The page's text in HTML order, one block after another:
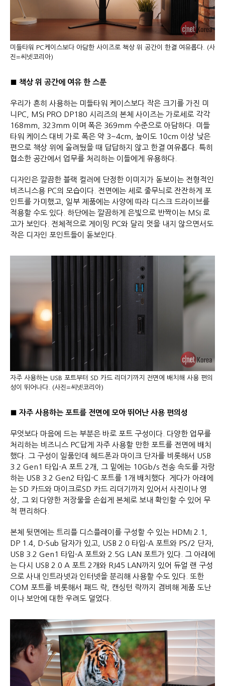
미들타워 PC케이스보다 아담한 사이즈로 책상 위 공간이 한결 여유롭다. (사
진=씨넷코리아)
■ 책상 위 공간에 여유 한 스푼
우리가 흔히 사용하는 미들타워 케이스보다 작은 크기를 가진 미
니PC, MSI PRO DP180 시리즈의 본체 사이즈는 가로세로 각각
168mm, 323mm 이며 폭은 369mm 수준으로 아담하다. 미들
타워 케이스 대비 가로 폭은 약 3~4cm, 높이도 10cm 이상 낮은
편으로 책상 위에 올려뒀을 때 답답하지 않고 한결 여유롭다. 특히
협소한 공간에서 업무를 처리하는 이들에게 유용하다.
디자인은 깔끔한 블랙 컬러에 단정한 이미지가 돋보이는 전형적인
비즈니스용 PC의 모습이다. 전면에는 세로 줄무늬로 잔잔하게 포
인트를 가미했고, 일부 제품에는 사양에 따라 디스크 드라이브를
적용할 수도 있다. 하단에는 깔끔하게 은빛으로 반짝이는 MSI 로
고가 보인다. 전체적으로 게이밍 PC와 달리 멋을 내지 않으면서도
작은 디자인 포인트들이 돋보인다.
자주 사용하는 USB 포트부터 SD 카드 리더기까지 전면에 배치해 사용 편의
성이 뛰어나다. (사진=씨넷코리아)
■ 자주 사용하는 포트를 전면에 모아 뛰어난 사용 편의성
무엇보다 마음에 드는 부분은 바로 포트 구성이다. 다양한 업무를
처리하는 비즈니스 PC답게 자주 사용할 만한 포트를 전면에 배치
했다. 그 구성이 일품인데 헤드폰과 마이크 단자를 비롯해서 USB
3.2 Gen1 타입-A 포트 2개, 그 밑에는 10Gb/s 전송 속도를 자랑
하는 USB 3.2 Gen2 타입-C 포트를 1개 배치했다. 게다가 아래에
는 SD 카드와 마이크로SD 카드 리더기까지 있어서 사진이나 영
상, 그 외 다양한 저장물을 손쉽게 본체로 보내 확인할 수 있어 무
척 편리하다.
본체 뒷면에는 트리플 디스플레이를 구성할 수 있는 HDMI 2.1,
DP 1.4, D-Sub 담자가 있고, USB 2.0 타입-A 포트와 PS/2 단자,
USB 3.2 Gen1 타입-A 포트와 2.5G LAN 포트가 있다. 그 아래에
는 다시 USB 2.0 A 포트 2개와 RJ45 LAN까지 있어 듀얼 랜 구성
으로 사내 인트라넷과 인터넷을 분리해 사용할 수도 있다. 또한
COM 포트를 비롯해서 패드 락, 캔싱턴 락까지 겸비해 제품 도난
이나 보안에 대한 우려도 덜었다.